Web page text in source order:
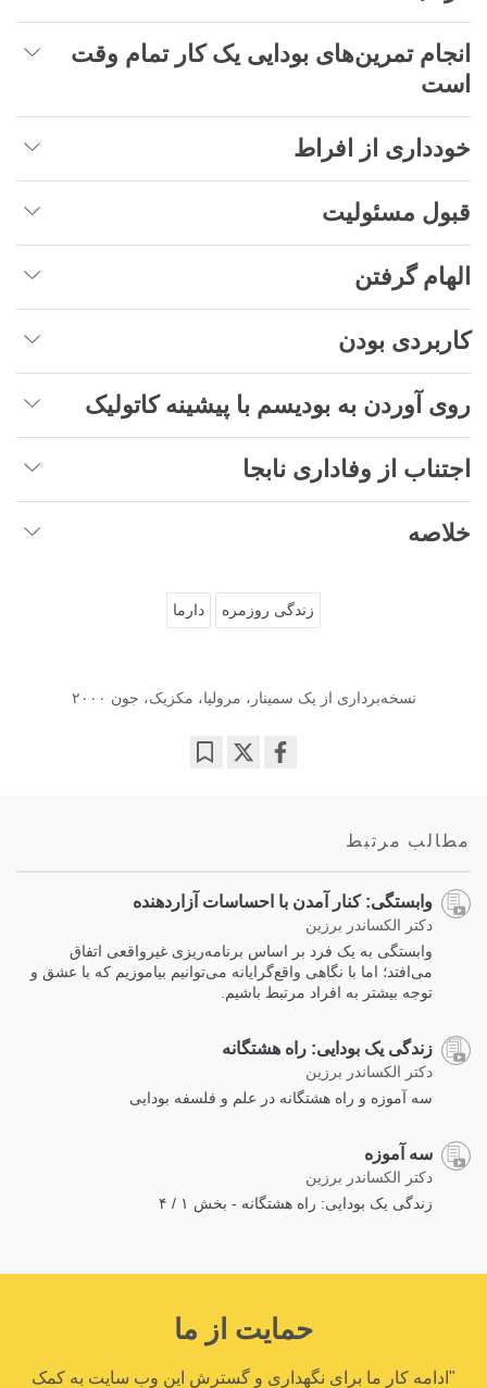
انجام تمرین‌های بودایی یک کار تمام وقت
است
خودداری از افراط
قبول مسئولیت
الهام گرفتن
کاربردی بودن
روی آوردن به بودیسم با پیشینه کاتولیک
اجتناب از وفاداری نابجا
خلاصه
زندگی روزمره دارما
نسخه‌برداری از یک سمینار، مرولیا، مکزیک، جون ۲۰۰۰
مطالب مرتبط
وابستگی: کنار آمدن با احساسات آزاردهنده
دکتر الکساندر برزین
وابستگی به یک فرد بر اساس برنامه‌ریزی غیرواقعی اتفاق
می‌افتد؛ اما با نگاهی واقع‌گرایانه می‌توانیم بیاموزیم که با عشق و
توجه بیشتر به افراد مرتبط باشیم.
زندگی یک بودایی: راه هشتگانه
دکتر الکساندر برزین
سه آموزه و راه هشتگانه در علم و فلسفه بودایی
سه آموزه
دکتر الکساندر برزین
زندگی یک بودایی: راه هشتگانه - بخش ۱ / ۴
حمایت از ما
"ادامه کار ما برای نگهداری و گسترش این وب سایت به کمک